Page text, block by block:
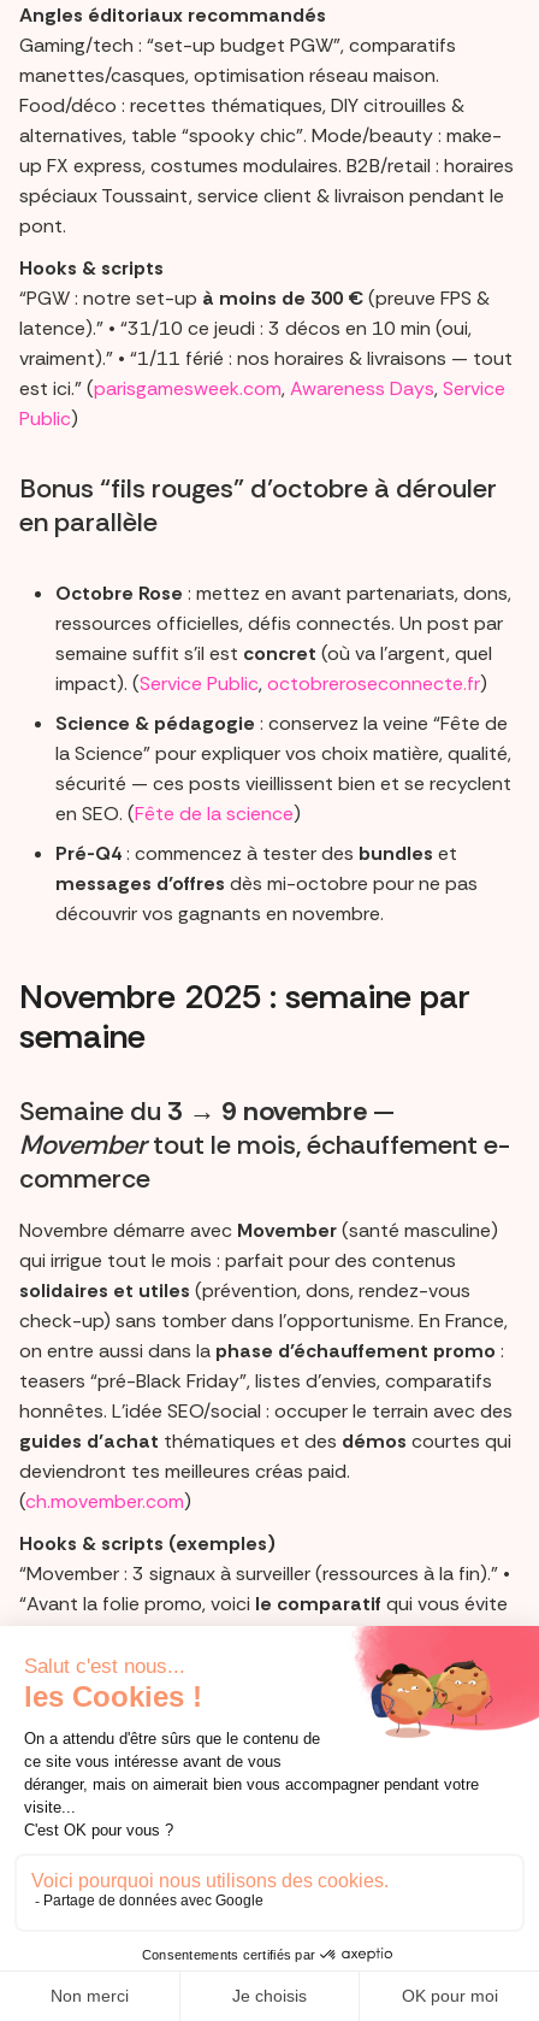
Angles éditoriaux recommandés
Gaming/tech : “set-up budget PGW”, comparatifs
manettes/casques, optimisation réseau maison.
Food/déco : recettes thématiques, DIY citrouilles &
alternatives, table “spooky chic”. Mode/beauty : make-
up FX express, costumes modulaires. B2B/retail : horaires
spéciaux Toussaint, service client & livraison pendant le
pont.
Hooks & scripts
“PGW : notre set-up à moins de 300 €(preuve FPS &
latence).” • “31/10 ce jeudi : 3 décos en 10 min (oui,
vraiment).” • “1/11 férié : nos horaires & livraisons — tout
est ici.” (parisgamesweek.com,Awareness Days,Service
Public)
Bonus “fils rouges” d’octobre à dérouler
en parallèle
Octobre Rose : mettez en avant partenariats, dons,
ressources officielles, défis connectés. Un post par
semaine suffit s’il est concret (où va l’argent, quel
impact). (Service Public,octobreroseconnecte.fr)
Science & pédagogie : conservez la veine “Fête de
la Science” pour expliquer vos choix matière, qualité,
sécurité — ces posts vieillissent bien et se recyclent
en SEO. (Fête de la science)
Pré-Q4: commencez à tester des bundles et
messages d’offres dès mi-octobre pour ne pas
découvrir vos gagnants en novembre.
Novembre 2025 : semaine par
semaine
Semaine du 3 → 9 novembre —
Movembertout le mois, échauffement e-
commerce
Novembre démarre avec Movember(santé masculine)
qui irrigue tout le mois : parfait pour des contenus
solidaires et utiles (prévention, dons, rendez-vous
check-up) sans tomber dans l’opportunisme. En France,
on entre aussi dans la phase d’échauffement promo :
teasers “pré-Black Friday”, listes d’envies, comparatifs
honnêtes. L’idée SEO/social : occuper le terrain avec des
guides d’achat thématiques et des démos courtes qui
deviendront tes meilleures créas paid.
(ch.movember.com)
Hooks & scripts (exemples)
“Movember : 3 signaux à surveiller (ressources à la fin).” •
“Avant la folie promo, voici le comparatif qui vous évite
l’achat raté.”
Semaine du10 → 16 novembre—11/11 :
Singles’ Day+Armistice (11/11 férié en
France)
Le11 novembre, double actualité :
monde,etl’Armistice(férié en France). Côté contenu,
traite ces deux réalités avec tact : un
(pré-offres, bundles “auto-cadeau”) et un
En pratique, le 11/11 est unexcellent stress-testde